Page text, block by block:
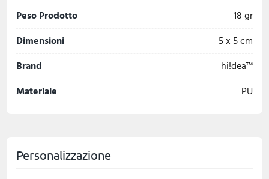
Peso Prodotto
18 gr
Dimensioni
5 x 5 cm
Brand
hi!dea™
Materiale
PU
Personalizzazione